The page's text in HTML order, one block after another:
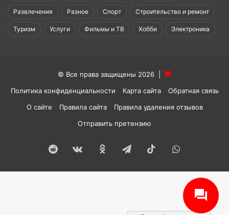
Развлечения Разное Спорт Строительство и ремонт
Туризм Услуги Фильмы и ТВ Хобби Электроника
© Все права защищены 2026 |
Политика конфиденциальности
Карта сайта
Обратная связь
О сайте
Правила сайта
Правила удаления отзывов
Отправить претензию
Reddit vk.comОдноклассники
TelegramTikTokWhatsApp